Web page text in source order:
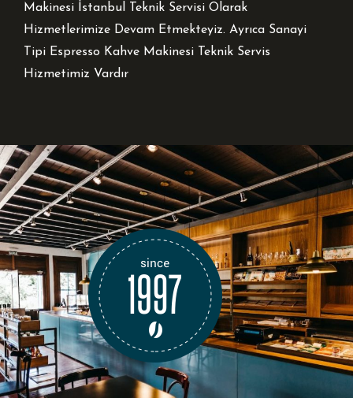
Makinesi İstanbul Teknik Servisi Olarak
Hizmetlerimize Devam Etmekteyiz. Ayrıca Sanayi
Tipi Espresso Kahve Makinesi Teknik Servis
Hizmetimiz Vardır